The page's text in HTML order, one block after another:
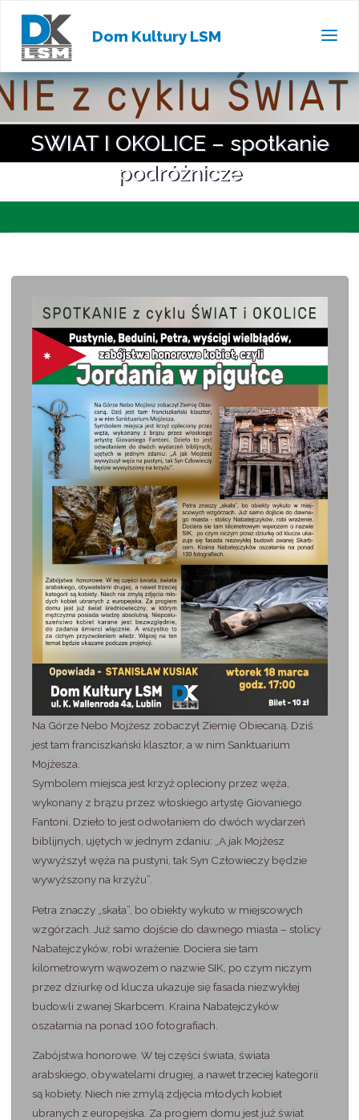
Dom Kultury LSM
SWIAT I OKOLICE – spotkanie
podróżnicze
Na Górze Nebo Mojżesz zobaczył Ziemię Obiecaną. Dziś
jest tam franciszkański klasztor, a w nim Sanktuarium
Mojżesza.
Symbolem miejsca jest krzyż opleciony przez węża,
wykonany z brązu przez włoskiego artystę Giovaniego
Fantoni. Dzieło to jest odwołaniem do dwóch wydarzeń
biblijnych, ujętych w jednym zdaniu: „A jak Mojżesz
wywyższył węża na pustyni, tak Syn Człowieczy będzie
wywyższony na krzyżu”.
Petra znaczy „skała”, bo obiekty wykuto w miejscowych
wzgórzach. Już samo dojście do dawnego miasta – stolicy
Nabatejczyków, robi wrażenie. Dociera sie tam
kilometrowym wąwozem o nazwie SIK, po czym niczym
przez dziurkę od klucza ukazuje się fasada niezwykłej
budowli zwanej Skarbcem. Kraina Nabatejczyków
oszałamia na ponad 100 fotografiach.
Zabójstwa honorowe. W tej części świata, świata
arabskiego, obywatelami drugiej, a nawet trzeciej kategorii
są kobiety. Niech nie zmylą zdjęcia młodych kobiet
ubranych z europejska. Za progiem domu jest już świat